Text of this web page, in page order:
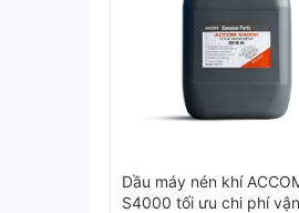
Dầu máy nén khí
S4000 tối ưu chi phí